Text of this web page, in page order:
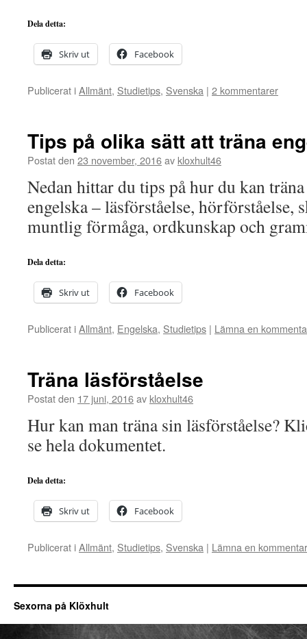
Dela detta:
Skriv ut Facebook
Publicerat iAllmänt, Studietips, Svenska | 2 kommentarer
Tips på olika sätt att träna
Postat den 23 november, 2016av kloxhult46
Nedan hittar du tips på hur du kan
engelska – läsförståelse,
muntlig förmåga, ordkunskap och
Dela detta:
Skriv ut Facebook
Publicerat iAllmänt, Engelska, Studietips | Lämna en
Träna läsförståelse
Postat den 17 juni, 2016av kloxhult46
Hur kan man träna sin läsförståelse?
se hela dokumentet.
Dela detta:
Skriv ut Facebook
Publicerat iAllmänt, Studietips, Svenska | Lämna en kommentar
Sexorna på Klöxhult